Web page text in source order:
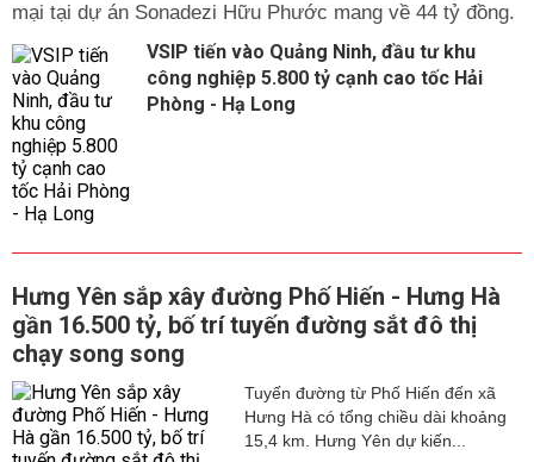
mại tại dự án Sonadezi Hữu Phước mang về 44 tỷ đồng.
VSIP tiến vào Quảng Ninh, đầu tư khu
công nghiệp 5.800 tỷ cạnh cao tốc Hải
Phòng - Hạ Long
Hưng Yên sắp xây đường Phố Hiến - Hưng Hà
gần 16.500 tỷ, bố trí tuyến đường sắt đô thị
chạy song song
Tuyến đường từ Phố Hiến đến xã
Hưng Hà có tổng chiều dài khoảng
15,4 km. Hưng Yên dự kiến...